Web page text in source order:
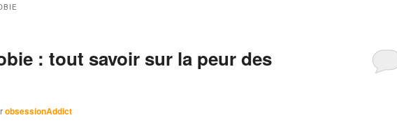
: tout savoir sur la peur des
obsessionAddict